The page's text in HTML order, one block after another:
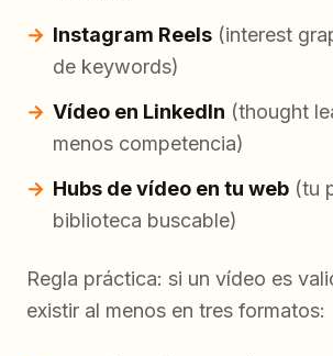
Instagram Reels (interest
de keywords)
Vídeo en LinkedIn (thought
menos competencia)
Hubs de vídeo en tu web (tu
biblioteca buscable)
Regla práctica: si un vídeo es
existir al menos en tres formatos: